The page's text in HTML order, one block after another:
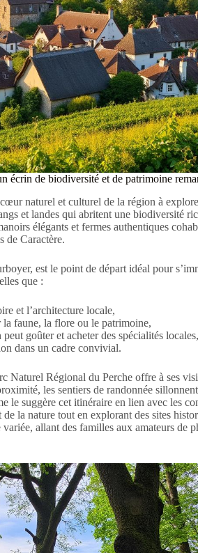
écrin de biodiversité et de patrimoine
naturel et culturel de la région à
et landes qui abritent une biodiversité
élégants et fermes authentiques
de Caractère.
est le point de départ idéal pour
que :
et l’architecture locale,
la faune, la flore ou le patrimoine,
peut goûter et acheter des spécialités locales,
dans un cadre convivial.
Naturel Régional du Perche offre à ses
les sentiers de randonnée
le suggère cet itinéraire en lien avec les
la nature tout en explorant des sites
allant des familles aux amateurs de